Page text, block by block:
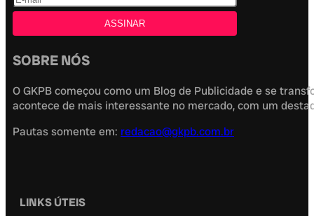
SOBRE NÓS
O GKPB começou como um Blog de Publicidade e se
acontece de mais interessante no mercado, com um
Pautas somente em: redacao@gkpb.com.br
LINKS ÚTEIS